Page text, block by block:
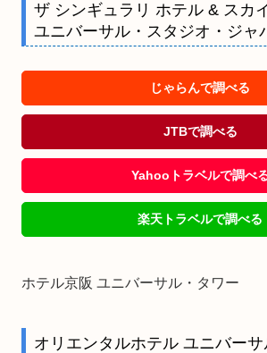
ザ シンギュラリ ホテル & スカ
ユニバーサル・スタジオ・ジャ
じゃらんで調べる
JTBで調べる
Yahooトラベルで調べ
楽天トラベルで調べる
ホテル京阪 ユニバーサル・タワー
オリエンタルホテル ユニバーサ